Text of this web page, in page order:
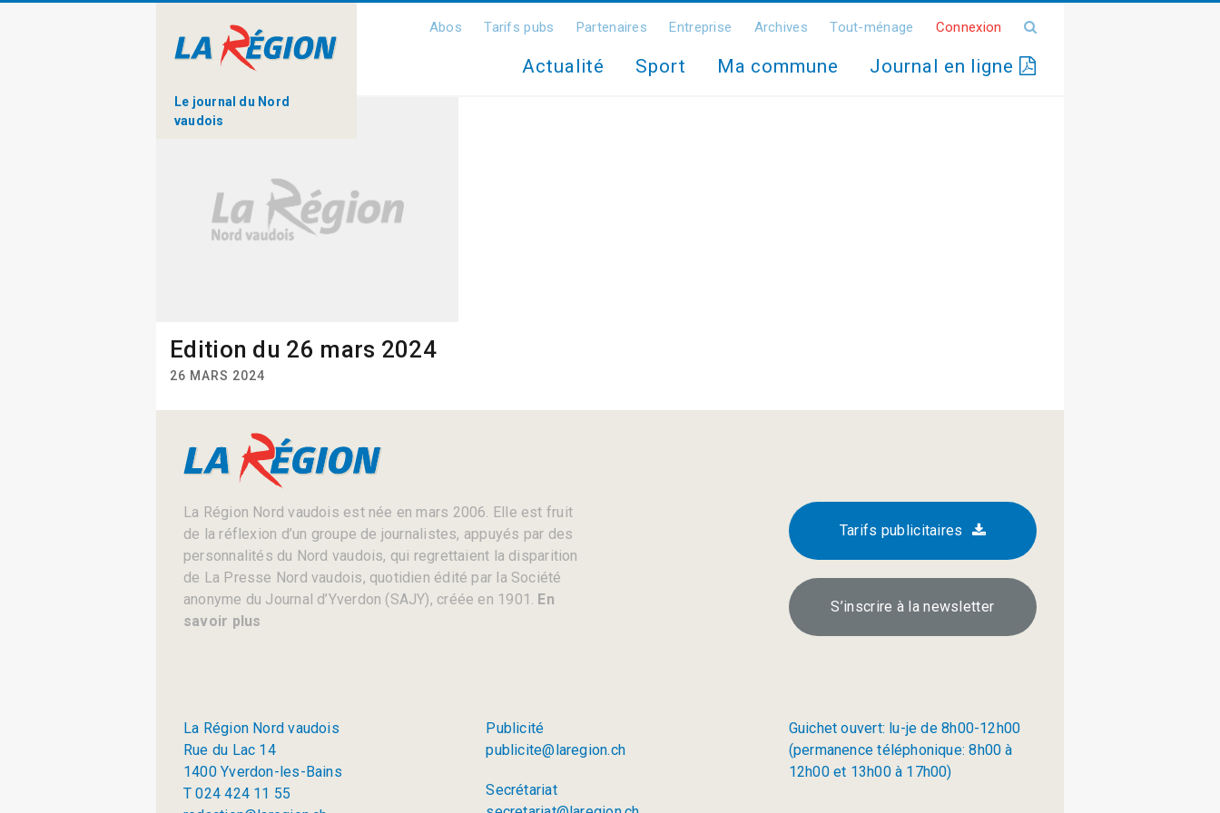
Le journal du Nord
vaudois
Abos Tarifs pubs Partenaires Entreprise Archives Tout-ménage Connexion
Actualité Sport Ma commune Journal en ligne
Edition du 26 mars 2024
26 MARS 2024
La Région Nord vaudois est née en mars 2006. Elle est fruit
de la réflexion d’un groupe de journalistes, appuyés par des
personnalités du Nord vaudois, qui regrettaient la disparition
de La Presse Nord vaudois, quotidien édité par la Société
anonyme du Journal d’Yverdon (SAJY), créée en 1901. En
savoir plus
Tarifs publicitaires
S’inscrire à la newsletter
La Région Nord vaudois
Rue du Lac 14
1400 Yverdon-les-Bains
T 024 424 11 55
Publicité
publicite@laregion.ch
Secrétariat
Guichet ouvert: lu-je de 8h00-12h00
(permanence téléphonique: 8h00 à
12h00 et 13h00 à 17h00)